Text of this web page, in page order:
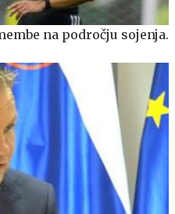
na področju sojenja.